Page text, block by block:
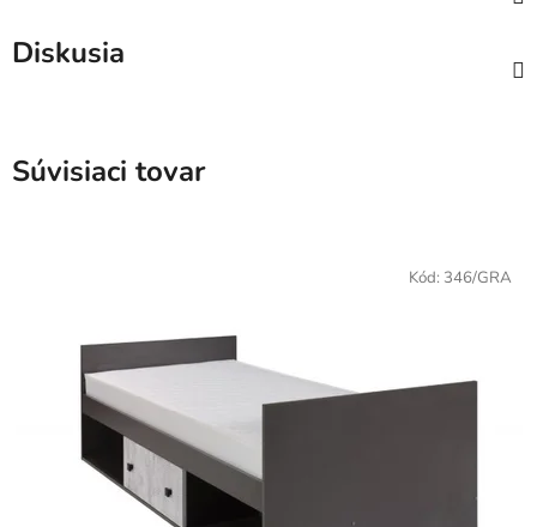
Diskusia
Súvisiaci tovar
Kód: 346/GRA